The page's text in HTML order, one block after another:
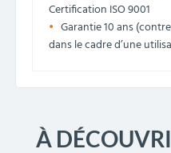
Certification ISO 9001
Garantie 10 ans
dans le cadre d’une
À